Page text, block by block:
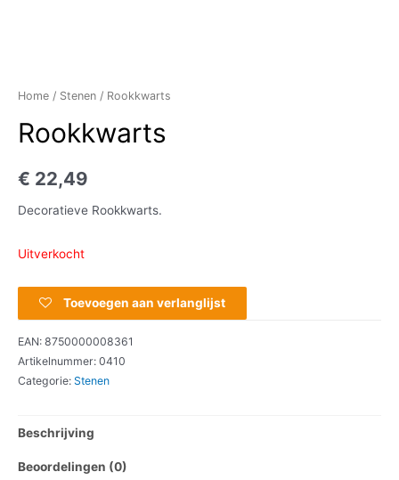
Home / Stenen / Rookkwarts
Rookkwarts
€ 22,49
Decoratieve Rookkwarts.
Uitverkocht
Toevoegen aan verlanglijst
EAN: 8750000008361
Artikelnummer: 0410
Categorie: Stenen
Beschrijving
Beoordelingen (0)